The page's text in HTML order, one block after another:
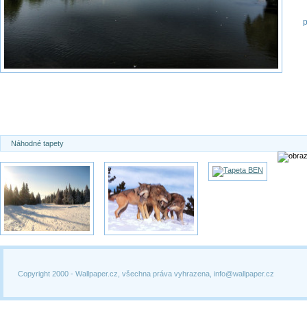
Náhodné tapety
Copyright 2000 - Wallpaper.cz, všechna práva vyhrazena, info@wallpaper.cz